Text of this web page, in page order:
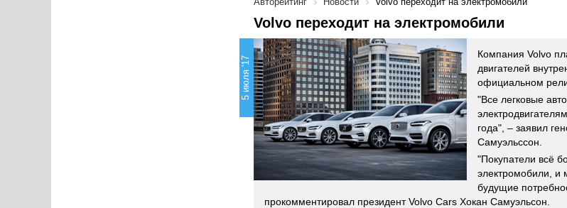
Volvo переходит на электромобили
5 июля '17
Компания Volvo
двигателей
официальном
"Все легковые
года", – заявил
Самуэльссон.
"Покупатели всё
электромобили, и
будущие
прокомментировал президент Volvo Cars Хокан Самуэльсон.